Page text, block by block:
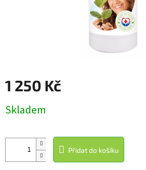
1 250 Kč
cena:
Skladem
Přidat do košíku